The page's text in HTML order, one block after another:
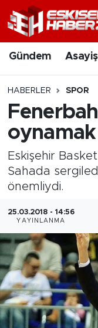
Gündem Asayiş
HABERLER SPOR
Eskişehir
Sahada
önemliydi.
25.03.2018 - 14:56
YAYINLANMA
Gündem
Asayiş
Siyaset
Spor
Sağlık
Ekonomi
Eğitim
Sanat
Bölge
Teknoloji
Nöbetçi
Hava Durumu
Trafik Durumu
Süper Lig
Tüm
Son Dakika
Haber Arşivi